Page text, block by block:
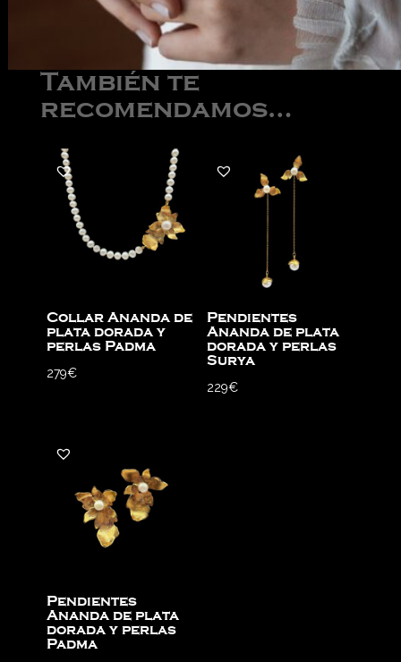
También te
recomendamos…
Collar Ananda de
plata dorada y
perlas Padma
279€
Pendientes
Ananda de plata
dorada y perlas
Surya
229€
Pendientes
Ananda de plata
dorada y perlas
Padma